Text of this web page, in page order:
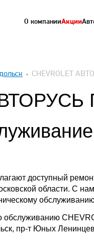
О компанииАкции
CHEVROLET
доступный
области. С
пр-т Юных